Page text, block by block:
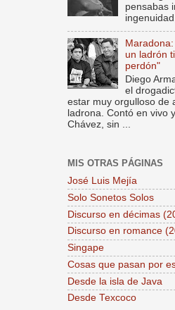
pensabas
un ladrón
perdón"
Diego
el
estar muy orgulloso de
ladrona. Contó en vivo
Chávez, sin ...
MIS OTRAS PÁGINAS
José Luis Mejía
Solo Sonetos Solos
Discurso en décimas
Discurso en romance
Singape
Cosas que pasan por
Desde la isla de Java
Desde Texcoco